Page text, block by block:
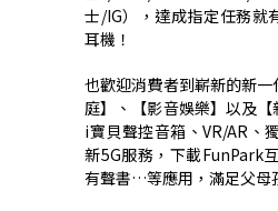
士/IG），達成指定任務就
耳機！
也歡迎消費者到嶄新的新
庭】、【影音娛樂】以及
i寶貝聲控音箱、 VR/AR 、
新5G服務，下載FunPark
有聲書…等應用，滿足父母